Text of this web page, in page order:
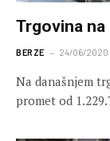
Trgovina na
BERZE 24/06/2020
Na današnjem
promet od